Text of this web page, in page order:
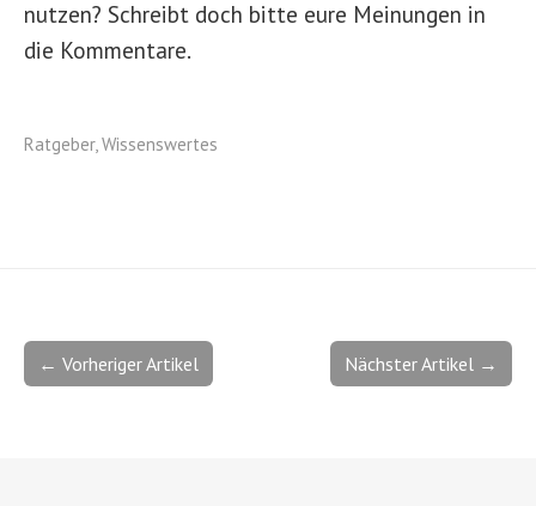
nutzen? Schreibt doch bitte eure Meinungen in
die Kommentare.
Ratgeber,Wissenswertes
Nächster Artikel →
← Vorheriger Artikel